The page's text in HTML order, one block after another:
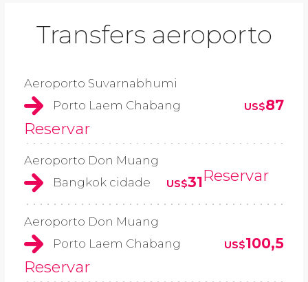
Transfers aeroporto
Aeroporto Suvarnabhumi
Porto Laem Chabang
US$87
Reservar
Aeroporto Don Muang
Bangkok cidade
US$31Reservar
Aeroporto Don Muang
Porto Laem Chabang
US$100,5
Reservar